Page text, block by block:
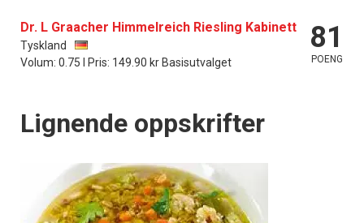
Dr. L Graacher Himmelreich Riesling Kabinett
Tyskland
Volum: 0.75 l Pris: 149.90 kr Basisutvalget
81
POENG
Lignende oppskrifter